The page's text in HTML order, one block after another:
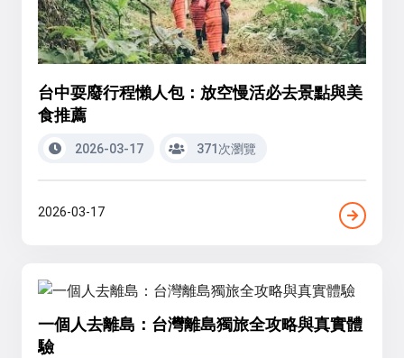
台中耍廢行程懶人包：放空慢活必去景點與美
食推薦
2026-03-17 371次瀏覽
2026-03-17
一個人去離島：台灣離島獨旅全攻略與真實體
驗